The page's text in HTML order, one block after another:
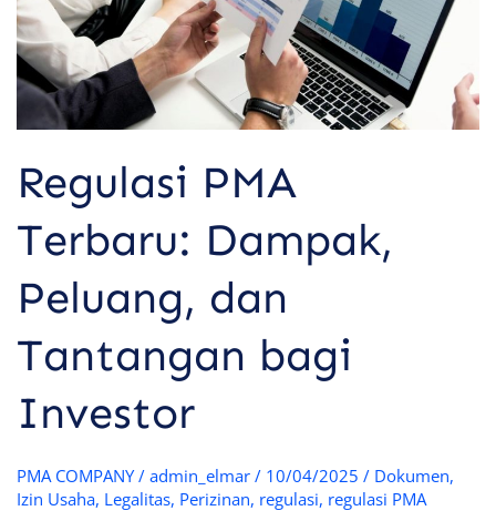
Regulasi PMA
Terbaru: Dampak,
Peluang, dan
Tantangan bagi
Investor
PMA COMPANY/ admin_elmar / 10/04/2025 / Dokumen,
Izin Usaha, Legalitas, Perizinan, regulasi, regulasi PMA
dan
Tantangan
bagi
Investor